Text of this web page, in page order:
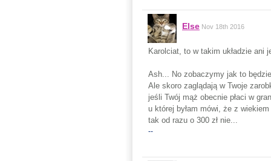
Else Nov 18th 2016
Karolciat, to w takim układzie
Ash... No zobaczymy jak to
Ale skoro zaglądają w Twoje
jeśli Twój mąż obecnie płaci w
u której byłam mówi, że z
tak od razu o 300 zł nie...
--